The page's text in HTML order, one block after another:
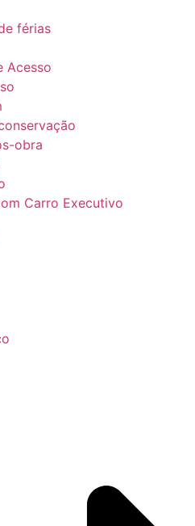
férias
Acesso
obra
Carro Executivo